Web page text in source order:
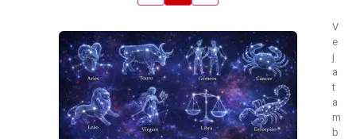
V
e
j
a
t
a
m
b